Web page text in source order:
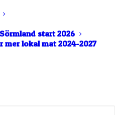
start 2026
lokal mat 2024-2027
2024 •
Farm släpp sina